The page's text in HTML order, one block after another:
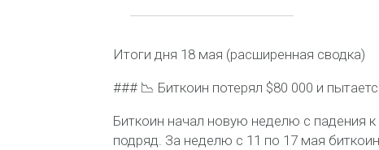
Итоги дня 18 мая (расширенная сводка)
### 📉 Биткоин потерял $80 000 и
Биткоин начал новую неделю с падения
подряд. За неделю с 11 по 17 мая